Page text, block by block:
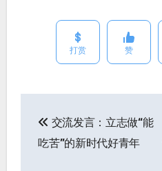
打赏 赞
文
章
交流发言：立志做“能
吃苦”的新时代好青年